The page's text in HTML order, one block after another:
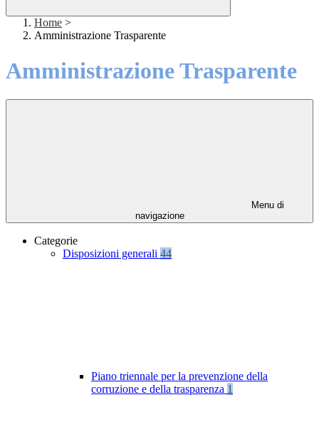
Home >
Amministrazione Trasparente
Amministrazione Trasparente
Menu di
navigazione
Categorie
Disposizioni generali 44
Piano triennale per la prevenzione della
corruzione e della trasparenza 1